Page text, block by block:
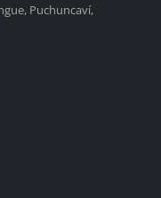
Puchuncaví,